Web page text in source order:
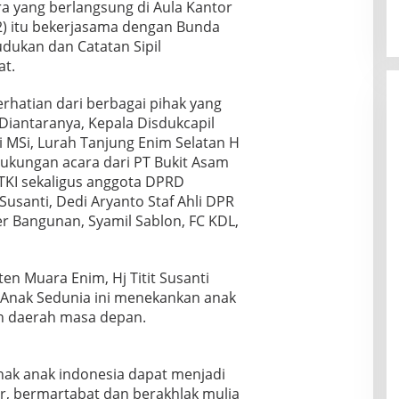
yang berlangsung di Aula Kantor
itu bekerjasama dengan Bunda
dan Catatan Sipil
dari berbagai pihak yang
Kepala Disdukcapil
Lurah Tanjung Enim Selatan H
acara dari PT Bukit Asam
sekaligus anggota DPRD
Dedi Aryanto Staf Ahli DPR
Bangunan, Syamil Sablon, FC KDL,
Muara Enim, Hj Titit Susanti
Sedunia ini menekankan anak
daerah masa depan.
anak indonesia dapat menjadi
bermartabat dan berakhlak mulia